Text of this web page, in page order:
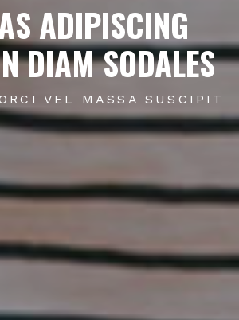
ADIPISCING
DIAM SODALES
VEL MASSA SUSCIPIT